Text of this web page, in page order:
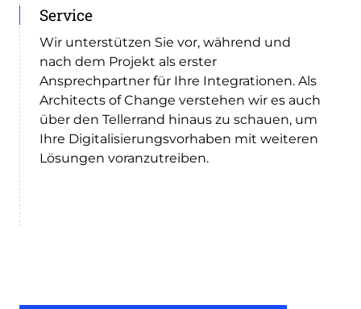
Service
Wir unterstützen Sie vor, während und
nach dem Projekt als erster
Ansprechpartner für Ihre Integrationen. Als
Architects of Change verstehen wir es auch
über den Tellerrand hinaus zu schauen, um
Ihre Digitalisierungsvorhaben mit weiteren
Lösungen voranzutreiben.